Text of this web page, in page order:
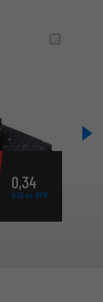
0,34
0,28 ex. BTW